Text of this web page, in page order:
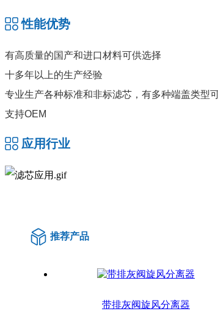
性能优势
有高质量的国产和进口材料可供选择
十多年以上的生产经验
专业生产各种标准和非标滤芯，有多种端盖类型
支持OEM
应用行业
推荐产品
带排灰阀旋风分离器